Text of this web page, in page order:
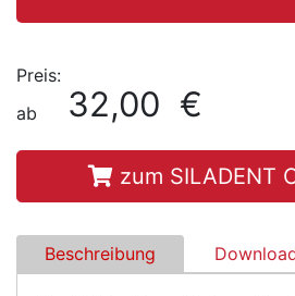
Preis:
ab
32,00 €
zum SILADENT
Beschreibung